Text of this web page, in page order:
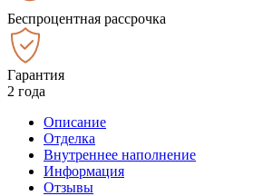
Беспроцентная рассрочка
Гарантия
2 года
Описание
Отделка
Внутреннее наполнение
Информация
Отзывы